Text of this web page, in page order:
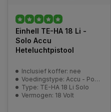
Einhell TE-HA 18 Li -
Solo Accu
Heteluchtpistool
Inclusief koffer: nee
Voedingstype: Accu - Power-X-Change
Type: TE-HA 18 Li Solo
Vermogen: 18 Volt